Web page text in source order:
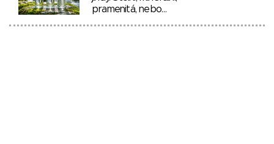
pramenitá, nebo…